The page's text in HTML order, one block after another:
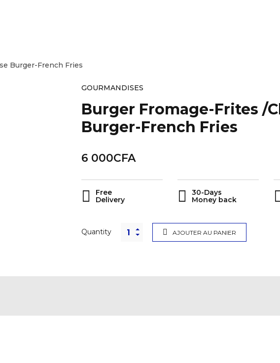
Burger-French Fries
GOURMANDISES
Burger Fromage-Frites /
Burger-French Fries
6 000CFA
Free
Delivery
30-Days
Money back
Quantity AJOUTER AU PANIER